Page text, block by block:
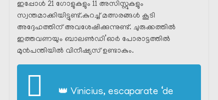
ഇപ്പോൾ 21 ഗോളുകളും 11 അസിസ്റ്റുകളും
സ്വന്തമാക്കിയിട്ടുണ്ട്.കുറച്ച് മത്സരങ്ങൾ കൂടി
അദ്ദേഹത്തിന് അവശേഷിക്കുന്നുണ്ട്. ചുരുക്കത്തിൽ
ഇത്തവണയും ബാലൺഡി’ഓർ പോരാട്ടത്തിൽ
മുൻപന്തിയിൽ വിനീഷ്യസ് ഉണ്ടാകും.
👑 Vinicius, escaparate ‘de